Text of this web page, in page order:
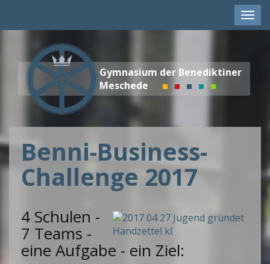
Gymnasium der Benediktiner
Meschede
Benni-Business-
Challenge 2017
4 Schulen -
7 Teams -
eine Aufgabe - ein Ziel: